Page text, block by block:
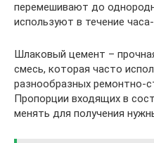
перемешивают до
используют в течение
Шлаковый цемент –
смесь, которая часто
разнообразных ремонтно-
Пропорции входящих в
менять для получения